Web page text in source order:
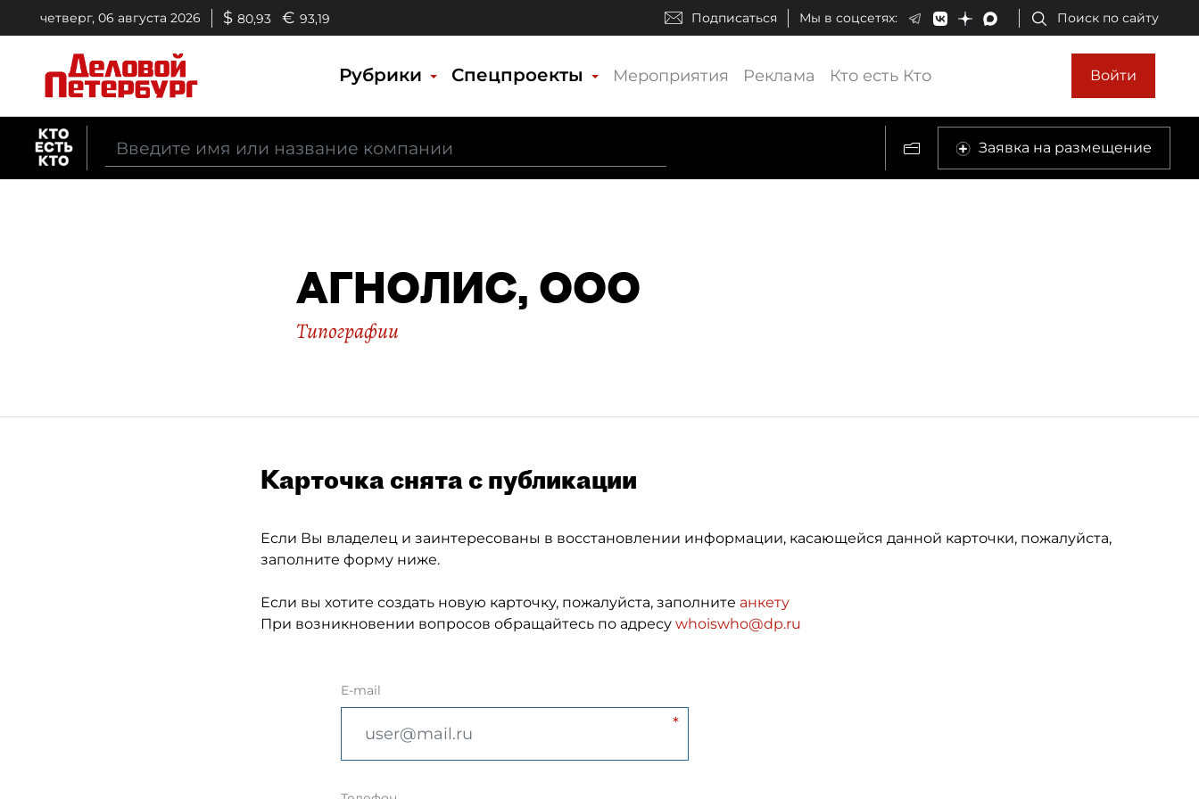
четверг, 06 августа 2026 $ 80,93 € 93,19 Подписаться Мы в соцсетях: Поиск по сайту
Рубрики Спецпроекты Мероприятия Реклама Кто есть Кто Войти
Заявка на размещение
АГНОЛИС, ООО
Типографии
Карточка снята с публикации
Если Вы владелец и заинтересованы в восстановлении информации, касающейся данной карточки, пожалуйста,
заполните форму ниже.
Если вы хотите создать новую карточку, пожалуйста, заполните анкету
При возникновении вопросов обращайтесь по адресу whoiswho@dp.ru
E-mail